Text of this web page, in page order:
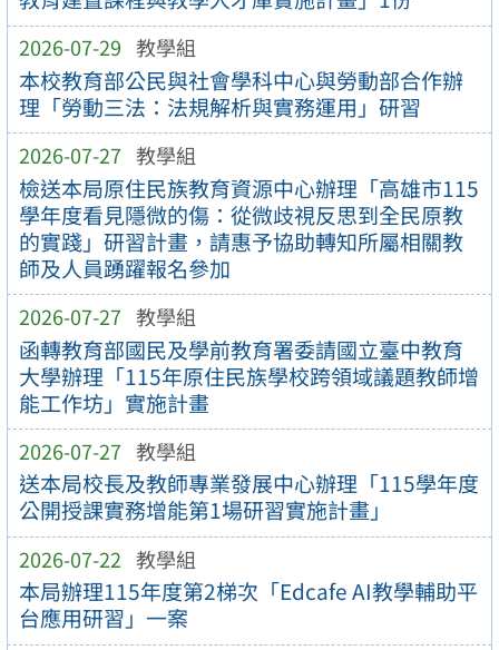
2026-07-29 教學組
本校教育部公民與社會學科中心與勞動部合作辦
理「勞動三法：法規解析與實務運用」研習
2026-07-27 教學組
檢送本局原住民族教育資源中心辦理「高雄市115
學年度看見隱微的傷：從微歧視反思到全民原教
的實踐」研習計畫，請惠予協助轉知所屬相關教
師及人員踴躍報名參加
2026-07-27 教學組
函轉教育部國民及學前教育署委請國立臺中教育
大學辦理「115年原住民族學校跨領域議題教師增
能工作坊」實施計畫
2026-07-27 教學組
送本局校長及教師專業發展中心辦理「115學年度
公開授課實務增能第1場研習實施計畫」
2026-07-22 教學組
本局辦理115年度第2梯次「Edcafe AI教學輔助平
台應用研習」一案